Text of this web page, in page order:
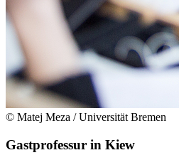
© Matej Meza / Universität Bremen
Gastprofessur in Kiew